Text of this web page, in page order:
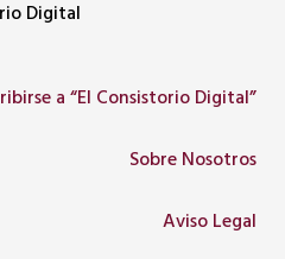
Digital
a “El Consistorio Digital”
Sobre Nosotros
Aviso Legal